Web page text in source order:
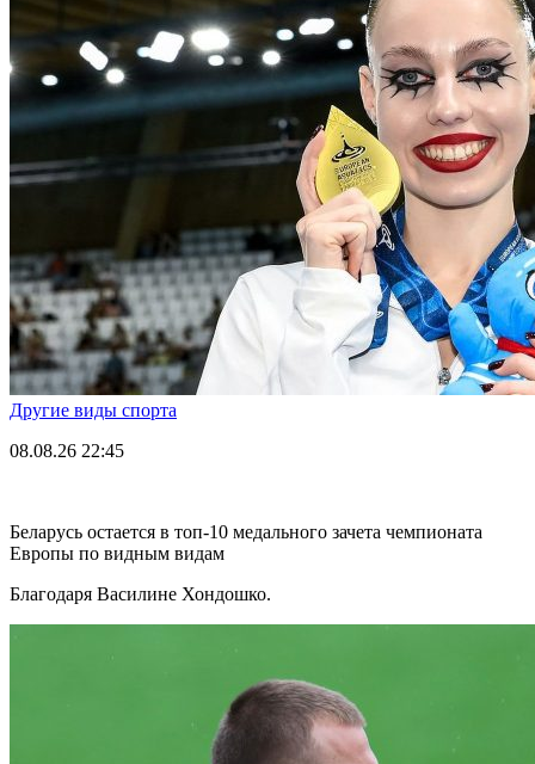
Другие виды спорта
08.08.26 22:45
Беларусь остается в топ-10 медального зачета чемпионата
Европы по видным видам
Благодаря Василине Хондошко.